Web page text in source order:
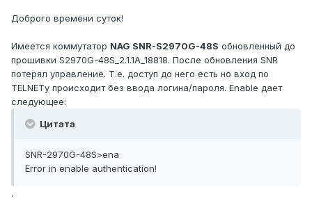
Доброго времени суток!
Имеется коммутатор NAG SNR-S2970G-48S обновленный до
прошивки S2970G-48S_2.1.1A_18818. После обновления SNR
потерял управление. Т.е. доступ до него есть но вход по
TELNETу происходит без ввода логина/пароля. Enable дает
следующее:
Цитата
SNR-2970G-48S>ena
Error in enable authentication!
.